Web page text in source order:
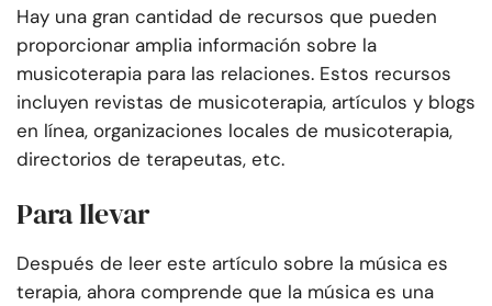
Hay una gran cantidad de recursos que pueden
proporcionar amplia información sobre la
musicoterapia para las relaciones. Estos recursos
incluyen revistas de musicoterapia, artículos y blogs
en línea, organizaciones locales de musicoterapia,
directorios de terapeutas, etc.
Para llevar
Después de leer este artículo sobre la música es
terapia, ahora comprende que la música es una